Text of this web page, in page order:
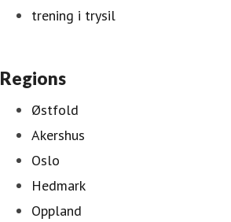
trening i trysil
Regions
Østfold
Akershus
Oslo
Hedmark
Oppland